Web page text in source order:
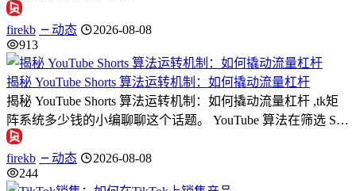
firekb 动态
2026-08-08
913
揭秘 YouTube Shorts 算法运转机制：如何撬动流量杠杆
揭秘 YouTube Shorts 算法运转机制：如何撬动流量杠杆 ,tk矩
阵系统多少钱的小编聊聊这个话题。 YouTube 算法在筛选 S…
firekb 动态
2026-08-08
244